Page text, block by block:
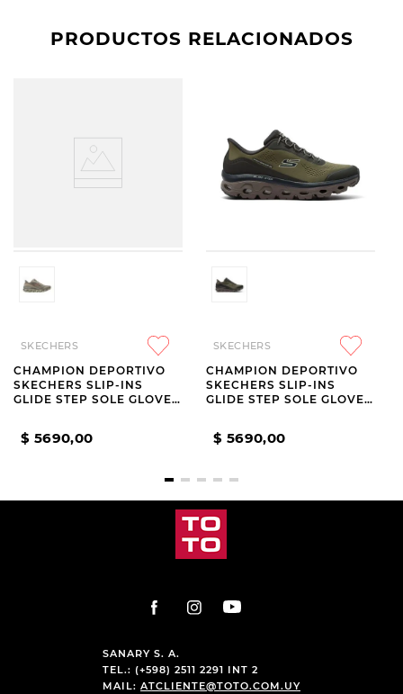
PRODUCTOS RELACIONADOS
SKECHERS
CHAMPION DEPORTIVO
SKECHERS SLIP-INS
GLIDE STEP SOLE GLOVER
$ 5690,00
SKECHERS
CHAMPION DEPORTIVO
SKECHERS SLIP-INS
GLIDE STEP SOLE GLOVER
$ 5690,00
SANARY S. A.
TEL.: (+598) 2511 2291 INT 2
MAIL: ATCLIENTE@TOTO.COM.UY